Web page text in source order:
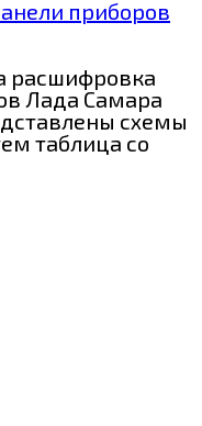
приборов
расшифровка
Лада Самара
схемы
таблица со